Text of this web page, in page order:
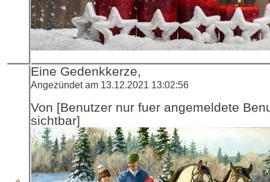
Eine Gedenkkerze,
Angezündet am 13.12.2021 13:02:56
Von [Benutzer nur fuer angemeldete
sichtbar]